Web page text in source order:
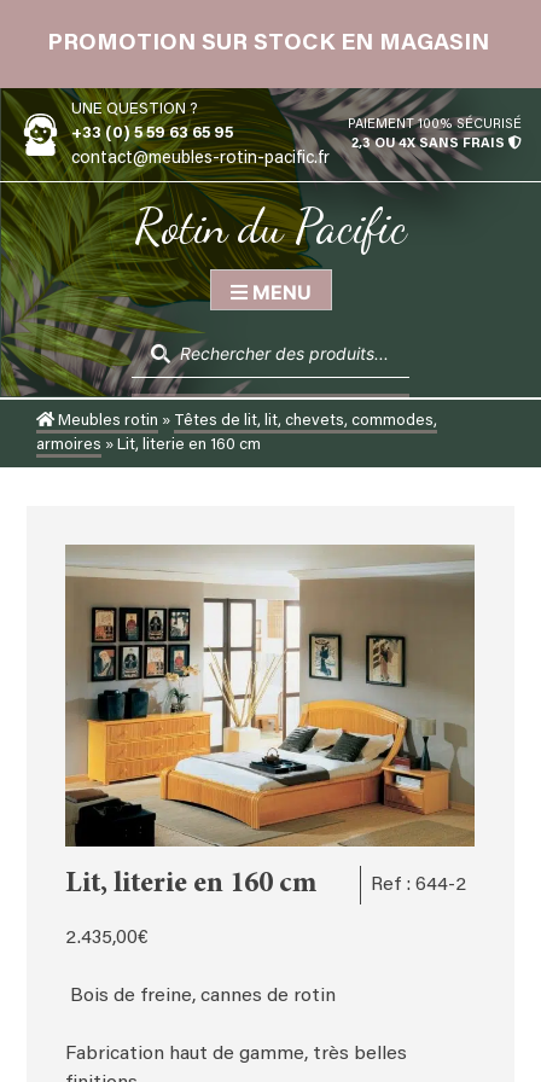
PROMOTION SUR STOCK EN MAGASIN
UNE QUESTION ?
+33 (0) 5 59 63 65 95
contact@meubles-rotin-pacific.fr
PAIEMENT 100% SÉCURISÉ
2,3 OU 4X SANS FRAIS
Rotin du Pacific
MENU
Recherche
de
produits
Meubles rotin » Têtes de lit, lit, chevets, commodes,
armoires » Lit, literie en 160 cm
Lit, literie en 160 cm Ref : 644-2
2.435,00€
Bois de freine, cannes de rotin
Fabrication haut de gamme, très belles